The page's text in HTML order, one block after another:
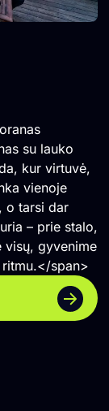
su lauko
kur virtuvė,
vienoje
o tarsi dar
– prie stalo,
visų, gyvenime
span>